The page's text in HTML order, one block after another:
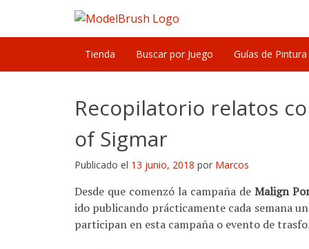
content
Tienda Buscar por Juego Guías de Pintura
Recopilatorio relatos
of Sigmar
Publicado el 13 junio, 2018 por Marcos
Desde que comenzó la campaña de Malign
ido publicando prácticamente cada semana
participan en esta campaña o evento de